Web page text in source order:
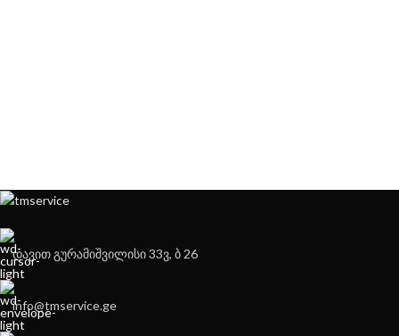
დავით გურამიშვილისი 33ვ, ბ 26
info@tmservice.ge